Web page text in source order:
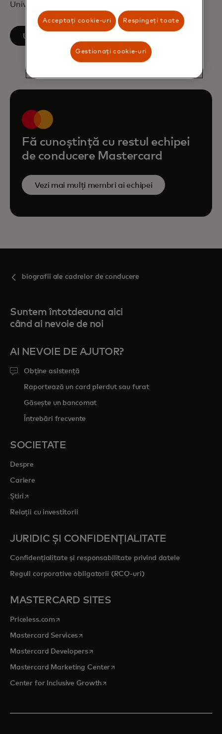
Universitatea Yale.
Urmărește pe LinkedIn
opens in a new tab
Fă cunoștință cu restul echipei
de conducere Mastercard
Vezi mai mulți membri ai echipei
biografii ale cadrelor de conducere
Suntem întotdeauna aici
când ai nevoie de noi
AI NEVOIE DE AJUTOR?
Obține asistență
Raportează un card pierdut sau furat
Găsește un bancomat
Întrebări frecvente
SOCIETATE
Despre
Cariere
Știri opens in a new tab
Relații cu investitorii
JURIDIC ȘI CONFIDENȚIALITATE
Confidențialitate și responsabilitate privind datele
Reguli corporative obligatorii (RCO-uri)
MASTERCARD SITES
Priceless.com opens in a new tab
Mastercard Servicesopens in a new tab
Mastercard Developersopens in a new tab
Mastercard Marketing Centeropens in a new tab
Center for Inclusive Growthopens in a new tab
Acceptați cookie-uri Respingeți toate
Gestionați cookie-uri